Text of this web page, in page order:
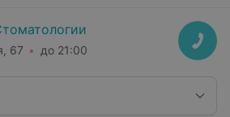
67 до 21:00